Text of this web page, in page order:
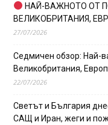
НАЙ-ВАЖНОТО ОТ
ВЕЛИКОБРИТАНИЯ,
27/07/2026
Седмичен обзор: Най-
Великобритания,
22/07/2026
Светът и България
САЩ и Иран, жеги и